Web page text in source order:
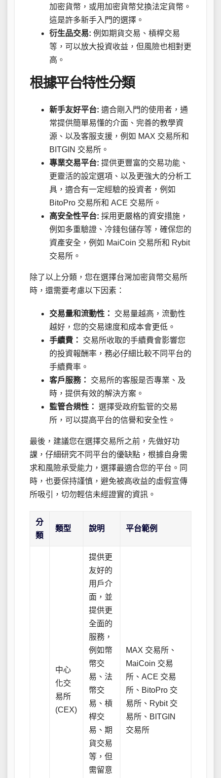
加密貨幣，或用加密貨幣兌換法定貨幣。
這是許多新手入門的選擇。
衍生品交易: 例如期貨交易、槓桿交易
等，可以放大投資收益，但風險也相對更
高。
根據平台特性分類
新手友好平台: 適合剛入門的使用者，通
常提供簡單易懂的介面、完善的教學資
源、以及客服支援，例如 MAX 交易所和
BITGIN 交易所。
專業交易平台: 提供更豐富的交易功能、
更靈活的設定選項、以及更強大的分析工
具，適合有一定經驗的投資者，例如
BitoPro 交易所和 ACE 交易所。
高安全性平台: 採用更嚴格的資安措施，
例如多重驗證、冷錢包儲存等，確保您的
資產安全，例如 MaiCoin 交易所和 Rybit
交易所。
除了以上分類，您在選擇台灣加密貨幣交易所
時，還需要考慮以下因素：
交易量和流動性：
交易量越高，流動性
越好，您的交易速度和成本會更低。
手續費：
交易所收取的手續費會影響您
的投資報酬率，務必仔細比較不同平台的
手續費率。
客戶服務：
交易所的客服是否專業、及
時，提供有效的解決方案。
監管合規性： 選擇受政府監管的交易
所，可以提高平台的信譽和安全性。
最後，建議您在選擇交易所之前，先做好功
課，仔細研究不同平台的優缺點，根據自身需
求和風險承受能力，選擇最適合您的平台。同
時，也要保持謹慎，避免被高收益的虛假宣傳
所吸引，切勿輕信未經證實的資訊。
分
類
類型 說明 平台範例
中心
化交
易所
(CEX)
提供更
友好的
用戶介
面，並
提供更
全面的
服務，
例如幣
幣交
易、法
幣交
易、槓
桿交
易、期
貨交易
等，但
需留意
MAX 交易所、
MaiCoin 交易
所、ACE 交易
所、BitoPro 交
易所、Rybit 交
易所、BITGIN
交易所